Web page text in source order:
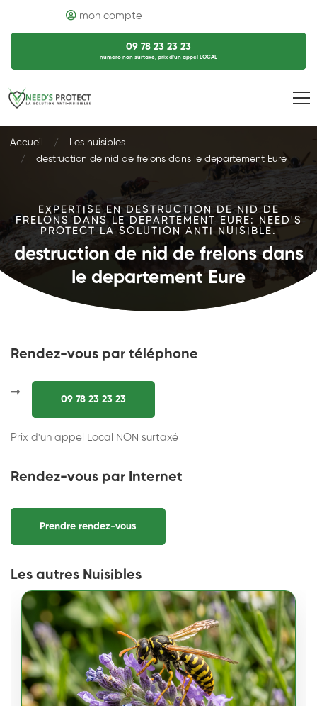
mon compte
09 78 23 23 23
numéro non surtaxé, prix d’un appel LOCAL
Accueil
Les nuisibles
destruction de nid de frelons dans le departement Eure
EXPERTISE EN DESTRUCTION DE NID DE
FRELONS DANS LE DEPARTEMENT EURE: NEED'S
PROTECT LA SOLUTION ANTI NUISIBLE.
destruction de nid de frelons dans
le departement Eure
Rendez-vous par téléphone
09 78 23 23 23
Prix d'un appel Local NON surtaxé
Rendez-vous par Internet
Prendre rendez-vous
Les autres Nuisibles